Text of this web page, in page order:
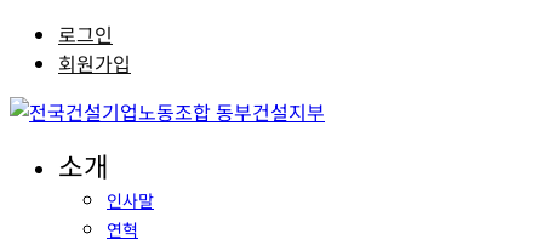
로그인
회원가입
소개
인사말
연혁